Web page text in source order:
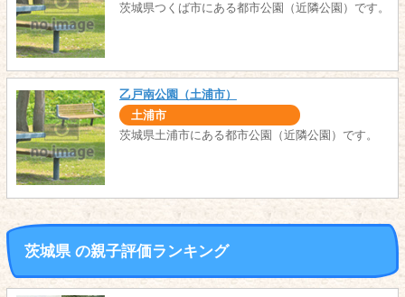
茨城県つくば市にある都市公園（近隣公園）です。
乙戸南公園（土浦市）
土浦市
茨城県土浦市にある都市公園（近隣公園）です。
茨城県 の親子評価ランキング